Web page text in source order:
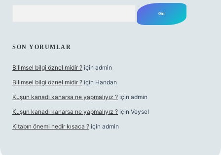
SON YORUMLAR
Bilimsel bilgi öznel midir ? için admin
Bilimsel bilgi öznel midir ? için Handan
Kuşun kanadı kanarsa ne yapmalıyız ? için admin
Kuşun kanadı kanarsa ne yapmalıyız ? için Veysel
Kitabın önemi nedir kısaca ? için admin